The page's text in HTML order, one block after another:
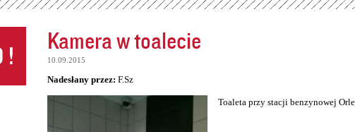
Kamera w toalecie
10.09.2015
Nadesłany przez: F.Sz
Toaleta przy stacji benzynowej